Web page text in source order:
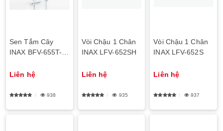
Sen Tắm Cây
INAX BFV-655T-
Liên hệ
938
Vòi Chậu 1 Chân
INAX LFV-652SH
Liên hệ
935
Vòi Chậu 1 Chân
INAX LFV-652S
Liên hệ
937